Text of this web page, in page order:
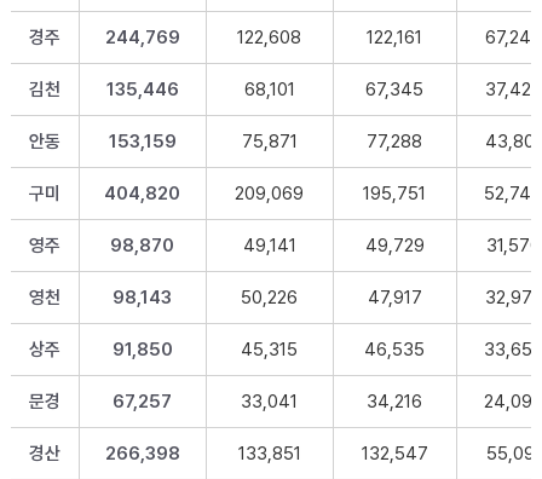
경주 244,769 122,608 122,161 67,248
김천 135,446 68,101 67,345 37,426
안동 153,159 75,871 77,288 43,801
구미 404,820 209,069 195,751
영주 98,870 49,141 49,729 31,570
영천 98,143 50,226 47,917 32,977
상주 91,850 45,315 46,535
문경 67,257 33,041 34,216
경산 266,398 133,851 132,547 55,091